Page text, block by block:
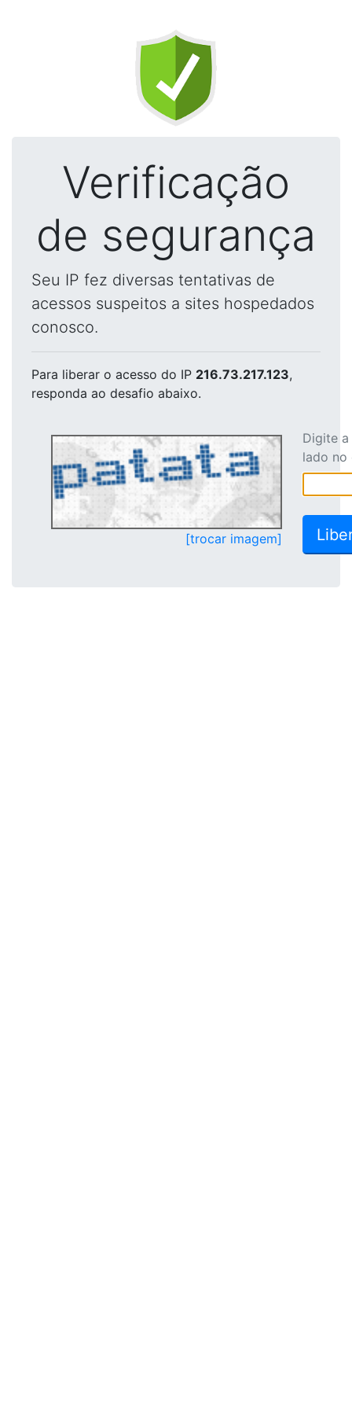
Verificação
de segurança
Seu IP fez diversas tentativas de
acessos suspeitos a sites hospedados
conosco.
Para liberar o acesso do IP 216.73.217.123,
responda ao desafio abaixo.
[trocar imagem]
Digite
lado no